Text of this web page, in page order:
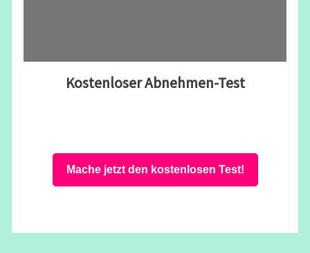
Kostenloser Abnehmen-Test
Mache jetzt den kostenlosen Test!